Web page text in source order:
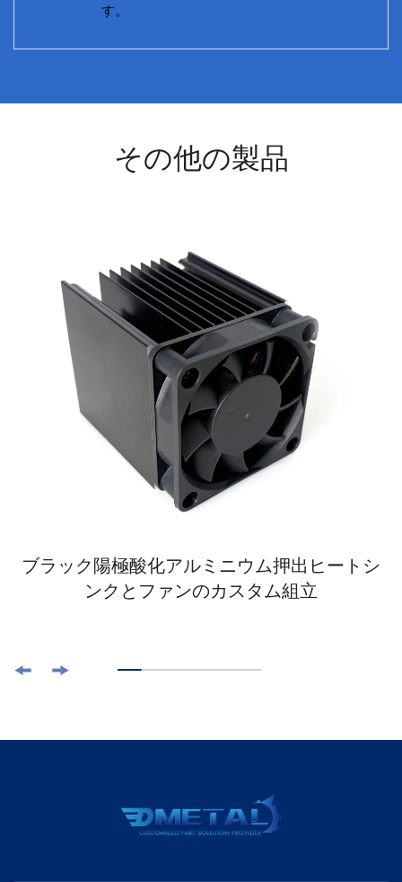
す。
その他の製品
ブラック陽極酸化アルミニウム押出ヒートシ
ンクとファンのカスタム組立